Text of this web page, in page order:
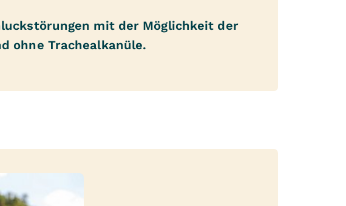
mit der Möglichkeit der
ohne Trachealkanüle.